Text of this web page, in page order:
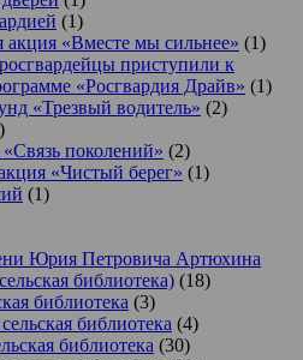
(1)
акция «Вместе мы сильнее» (1)
приступили к
«Росгвардия Драйв» (1)
«Трезвый водитель» (2)
поколений» (2)
«Чистый берег» (1)
(1)
Юрия Петровича Артюхина
библиотека) (18)
библиотека (3)
библиотека (4)
библиотека (30)